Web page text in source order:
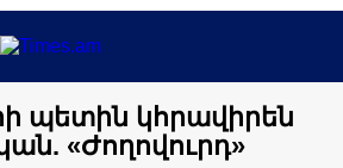
պետին կհրավիրեն
«Ժողովուրդ»